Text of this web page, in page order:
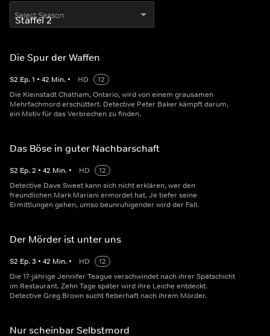
Select Season
Die Spur der Waffen
S2 Ep.1 • 42 Min. • HD
12
Die Kleinstadt Chatham, Ontario, wird von einem grausamen
Mehrfachmord erschüttert. Detective Peter Baker kämpft darum,
ein Motiv für das Verbrechen zu finden.
Das Böse in guter Nachbarschaft
S2 Ep.2 • 42 Min. • HD
12
Detective Dave Sweet kann sich nicht erklären, wer den
freundlichen Mark Mariani ermordet hat. Je tiefer seine
Ermittlungen gehen, umso beunruhigender wird der Fall.
Der Mörder ist unter uns
S2 Ep.3 • 42 Min. • HD
12
Die 17-jährige Jennifer Teague verschwindet nach ihrer Spätschicht
im Restaurant. Zehn Tage später wird ihre Leiche entdeckt.
Detective Greg Brown sucht fieberhaft nach ihrem Mörder.
Nur scheinbar Selbstmord